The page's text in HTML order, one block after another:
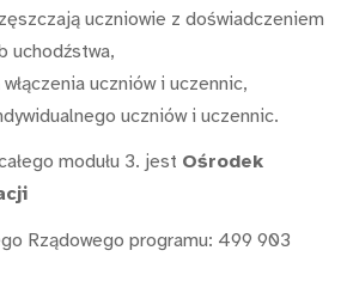
uczniowie z doświadczeniem
uchodźstwa,
uczniów i uczennic,
uczniów i uczennic.
modułu 3. jest Ośrodek
Rządowego programu: 499 903